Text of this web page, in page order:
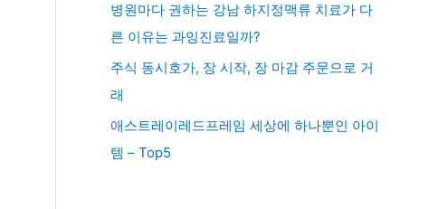
병원마다 권하는 강남 하지정맥류 치료가 다
른 이유는 과잉진료일까?
주식 동시호가, 장 시작, 장 마감 주문으로 거
래
애스트레이레드프레임 세상에 하나뿐인 아이
템 – Top5